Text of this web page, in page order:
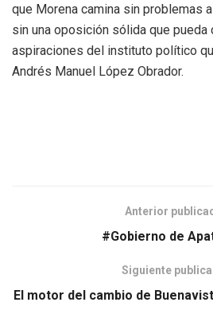
que Morena camina sin problemas
sin una oposición sólida que pueda
aspiraciones del instituto político
Andrés Manuel López Obrador.
Anterior
#Gobierno de
Siguiente
El motor del cambio de